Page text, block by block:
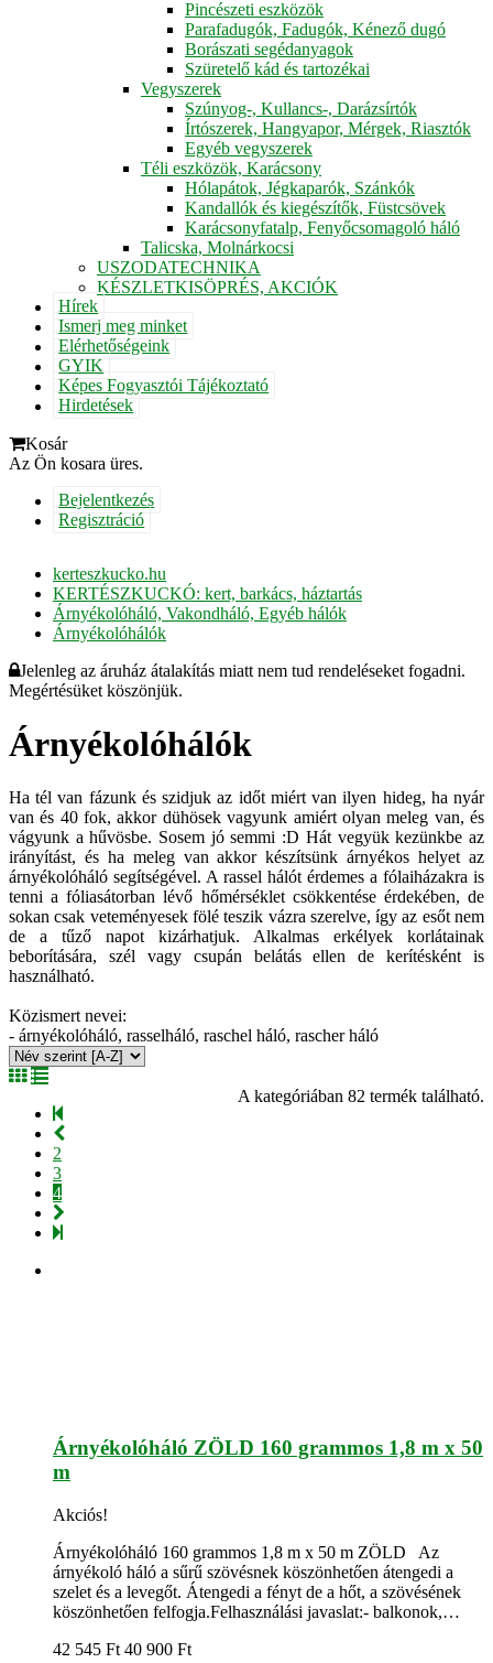
Pincészeti eszközök
Parafadugók, Fadugók, Kénező dugó
Borászati segédanyagok
Szüretelő kád és tartozékai
Vegyszerek
Szúnyog-, Kullancs-, Darázsírtók
Írtószerek, Hangyapor, Mérgek, Riasztók
Egyéb vegyszerek
Téli eszközök, Karácsony
Hólapátok, Jégkaparók, Szánkók
Kandallók és kiegészítők, Füstcsövek
Karácsonyfatalp, Fenyőcsomagoló háló
Talicska, Molnárkocsi
USZODATECHNIKA
KÉSZLETKISÖPRÉS, AKCIÓK
Hírek
Ismerj meg minket
Elérhetőségeink
GYIK
Képes Fogyasztói Tájékoztató
Hirdetések
Kosár
Az Ön kosara üres.
Bejelentkezés
Regisztráció
kerteszkucko.hu
KERTÉSZKUCKÓ: kert, barkács, háztartás
Árnyékolóháló, Vakondháló, Egyéb hálók
Árnyékolóhálók
Jelenleg az áruház átalakítás miatt nem tud rendeléseket fogadni.
Megértésüket köszönjük.
Árnyékolóhálók
Ha tél van fázunk és szidjuk az időt miért van ilyen hideg, ha nyár
van és 40 fok, akkor dühösek vagyunk amiért olyan meleg van, és
vágyunk a hűvösbe. Sosem jó semmi :D Hát vegyük kezünkbe az
irányítást, és ha meleg van akkor készítsünk árnyékos helyet az
árnyékolóháló segítségével. A rassel hálót érdemes a fólaiházakra is
tenni a fóliasátorban lévő hőmérséklet csökkentése érdekében, de
sokan csak veteményesek fölé teszik vázra szerelve, így az esőt nem
de a tűző napot kizárhatjuk. Alkalmas erkélyek korlátainak
beborítására, szél vagy csupán belátás ellen de kerítésként is
használható.
Közismert nevei:
- árnyékolóháló, rasselháló, raschel háló, rascher háló
A kategóriában 82 termék található.
2
3
4
Árnyékolóháló ZÖLD 160 grammos 1,8 m x 50
m
Akciós!
Árnyékolóháló 160 grammos 1,8 m x 50 m ZÖLD Az
árnyékoló háló a sűrű szövésnek köszönhetően átengedi a
szelet és a levegőt. Átengedi a fényt de a hőt, a szövésének
köszönhetően felfogja.Felhasználási javaslat:- balkonok,…
42 545 Ft 40 900 Ft